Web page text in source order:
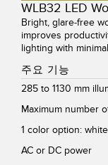
WLB32 LED
Bright, glare-free
improves
lighting with
주요 기능
285 to 1130 mm
Maximum number
1 color option: white
AC or DC power